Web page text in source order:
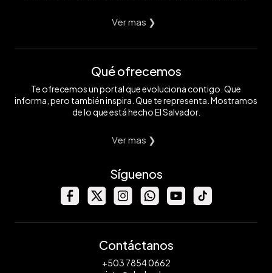
Ver mas ❯
Qué ofrecemos
Te ofrecemos un portal que evoluciona contigo. Que
informa, pero también inspira. Que te representa. Mostramos
de lo que está hecho El Salvador.
Ver mas ❯
Síguenos
Contáctanos
+503 7854 0662